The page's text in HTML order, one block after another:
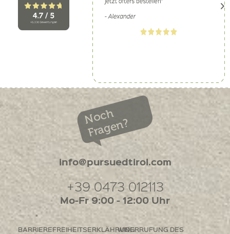
Noch
Fragen?
info@pursuedtirol.com
+39 0473 012113
Mo-Fr 9:00 - 12:00 Uhr
BARRIEREFREIHEITSERKLÄHRUNGWIDERRUFUNG DES